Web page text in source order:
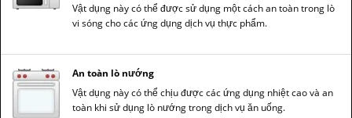
Vật dụng này có thể được sử dụng một cách an toàn trong lò
vi sóng cho các ứng dụng dịch vụ thực phẩm.
An toàn lò nướng
Vật dụng này có thể chịu được các ứng dụng nhiệt cao và an
toàn khi sử dụng lò nướng trong dịch vụ ăn uống.